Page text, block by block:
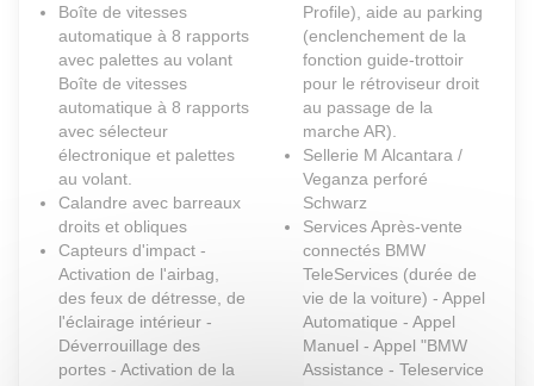
Boîte de vitesses
automatique à 8 rapports
avec palettes au volant
Boîte de vitesses
automatique à 8 rapports
avec sélecteur
électronique et palettes
au volant.
Calandre avec barreaux
droits et obliques
Capteurs d'impact -
Activation de l'airbag,
des feux de détresse, de
l'éclairage intérieur -
Déverrouillage des
portes - Activation de la
Profile), aide au parking
(enclenchement de la
fonction guide-trottoir
pour le rétroviseur droit
au passage de la
marche AR).
Sellerie M Alcantara /
Veganza perforé
Schwarz
Services Après-vente
connectés BMW
TeleServices (durée de
vie de la voiture) - Appel
Automatique - Appel
Manuel - Appel "BMW
Assistance - Teleservice